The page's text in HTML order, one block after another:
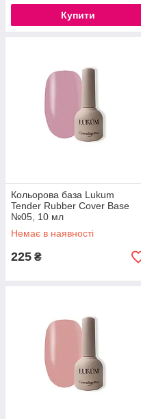
Купити
Кольорова база Lukum
Tender Rubber Cover Base
№05, 10 мл
Немає в наявності
225 ₴